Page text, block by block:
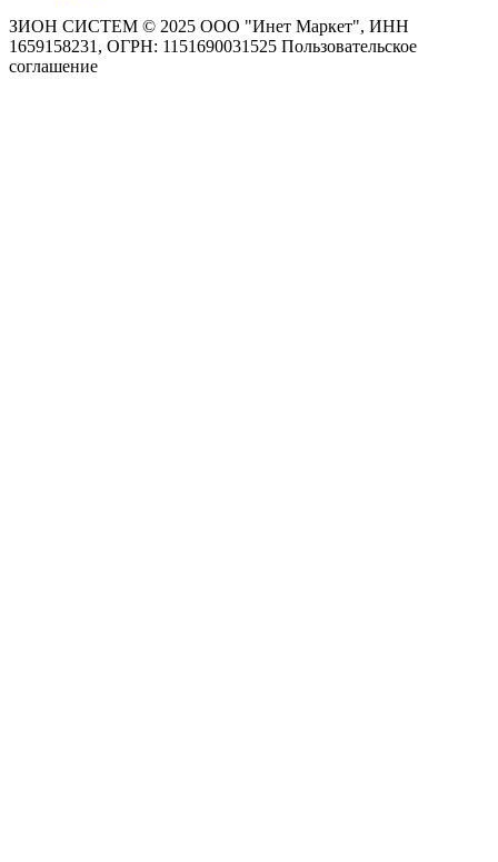
ЗИОН СИСТЕМ © 2025 ООО "Инет Маркет", ИНН
1659158231, ОГРН: 1151690031525 Пользовательское
соглашение